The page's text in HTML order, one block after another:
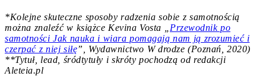
*Kolejne skuteczne sposoby radzenia sobie z samotnością
można znaleźć w książce Kevina Vosta „ Przewodnik po
samotności Jak nauka i wiara pomagają nam ją zrozumieć i
czerpać z niej siłę”, Wydawnictwo W drodze (Poznań, 2020)
**Tytuł, lead, śródtytuły i skróty pochodzą od redakcji
Aleteia.pl